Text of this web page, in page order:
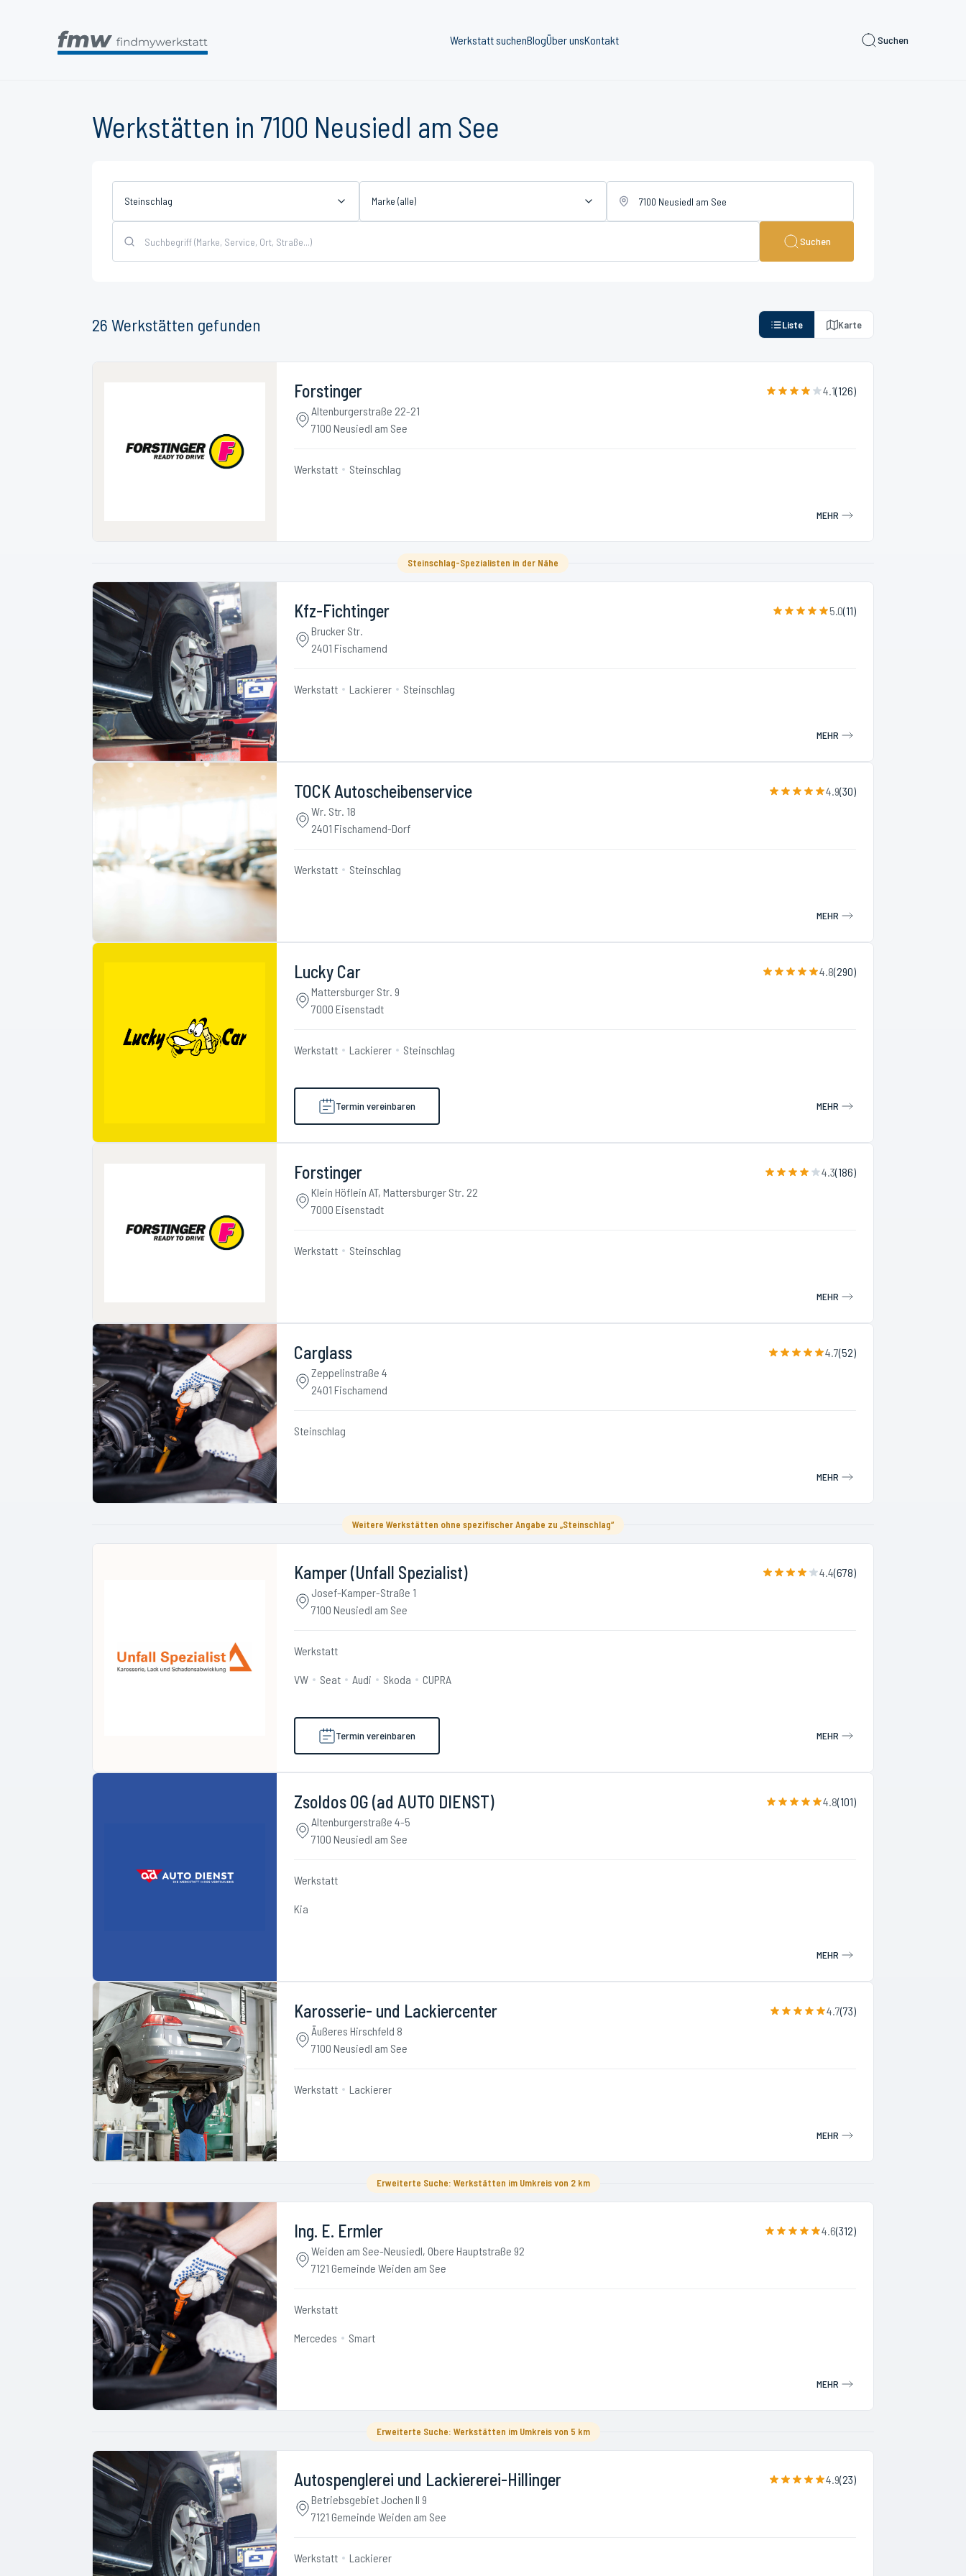
Werkstatt suchenBlogÜber unsKontakt Suchen
Werkstätten in 7100 Neusiedl am See
Steinschlag Marke (alle)
Suchen
26 Werkstätten gefunden Liste Karte
Forstinger 4.1(126)
Altenburgerstraße 22-21
7100 Neusiedl am See
Werkstatt Steinschlag
MEHR
Steinschlag-Spezialisten in der Nähe
Kfz-Fichtinger 5.0(11)
Brucker Str.
2401 Fischamend
Werkstatt Lackierer Steinschlag
MEHR
TOCK Autoscheibenservice 4.9(30)
Wr. Str. 18
2401 Fischamend-Dorf
Werkstatt Steinschlag
MEHR
Lucky Car 4.8(290)
Mattersburger Str. 9
7000 Eisenstadt
Werkstatt Lackierer Steinschlag
Termin vereinbaren MEHR
Forstinger 4.3(186)
Klein Höflein AT, Mattersburger Str. 22
7000 Eisenstadt
Werkstatt Steinschlag
MEHR
Carglass 4.7(52)
Zeppelinstraße 4
2401 Fischamend
Steinschlag
MEHR
Weitere Werkstätten ohne spezifischer Angabe zu „Steinschlag“
Kamper (Unfall Spezialist) 4.4(678)
Josef-Kamper-Straße 1
7100 Neusiedl am See
Werkstatt
VW Seat Audi Skoda CUPRA
Termin vereinbaren MEHR
Zsoldos OG (ad AUTO DIENST) 4.8(101)
Altenburgerstraße 4-5
7100 Neusiedl am See
Werkstatt
Kia
MEHR
Karosserie- und Lackiercenter 4.7(73)
Äußeres Hirschfeld 8
7100 Neusiedl am See
Werkstatt Lackierer
MEHR
Erweiterte Suche: Werkstätten im Umkreis von 2 km
Ing. E. Ermler 4.6(312)
Weiden am See-Neusiedl, Obere Hauptstraße 92
7121 Gemeinde Weiden am See
Werkstatt
Mercedes Smart
MEHR
Erweiterte Suche: Werkstätten im Umkreis von 5 km
Autospenglerei und Lackiererei-Hillinger 4.9(23)
Betriebsgebiet Jochen II 9
7121 Gemeinde Weiden am See
Werkstatt Lackierer